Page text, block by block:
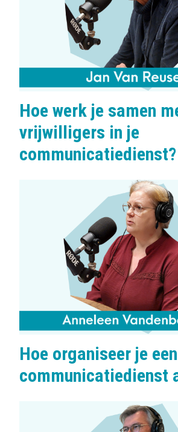
Hoe werk je samen
vrijwilligers in je
communicatiedienst?
Hoe organiseer je een
communicatiedienst